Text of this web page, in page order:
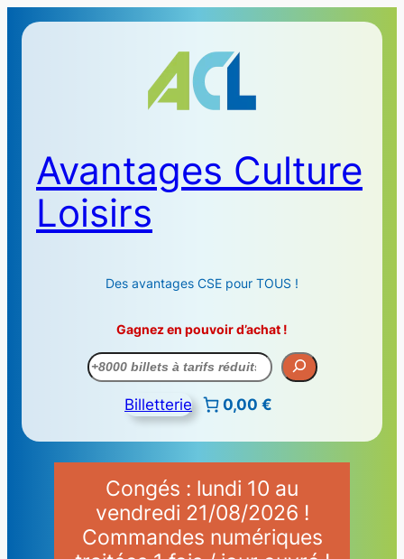
Avantages Culture
Loisirs
Des avantages CSE pour TOUS !
Gagnez en pouvoir d’achat !
Recherche
Billetterie 0,00 €
Congés : lundi 10 au
vendredi 21/08/2026 !
Commandes numériques